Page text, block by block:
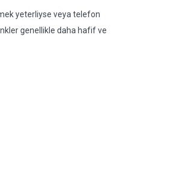
yeterliyse veya telefon
genellikle daha hafif ve